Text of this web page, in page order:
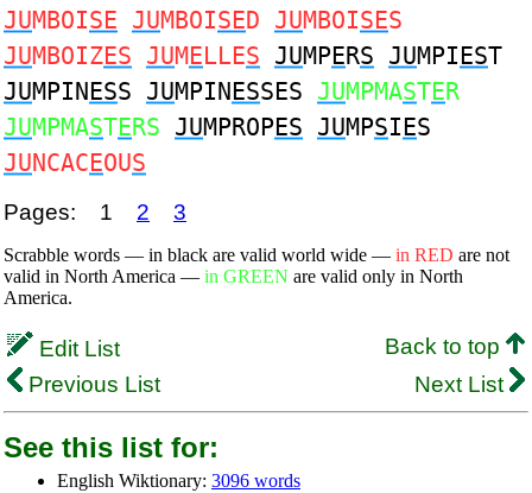
JUMBOISE JUMBOISED JUMBOISES
JUMBOIZES JUMELLES JUMPERS JUMPIEST
JUMPINESS JUMPINESSES JUMPMASTER
JUMPMASTERS JUMPROPES JUMPSIES
JUNCACEOUS
Pages: 1 2 3
Scrabble words — in black are valid world wide — in RED are not
valid in North America — in GREEN are valid only in North
America.
Edit List
Back to top
Previous List
Next List
See this list for:
English Wiktionary: 3096 words